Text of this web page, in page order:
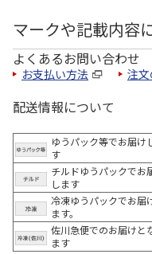
マークや記載内容
よくあるお問い合わせ
お支払い方法 注
配送情報について
ゆうパック等でお届け
す
チルドゆうパックでお
します
冷凍ゆうパックでお届
ます。
佐川急便でのお届けと
ます